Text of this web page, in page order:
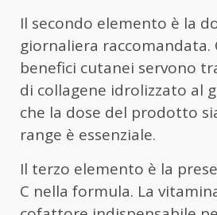
Il secondo elemento è la
giornaliera
benefici cutanei servono
di collagene idrolizzato al
che la dose del prodotto
range è essenziale.
Il terzo elemento è la
C nella formula. La